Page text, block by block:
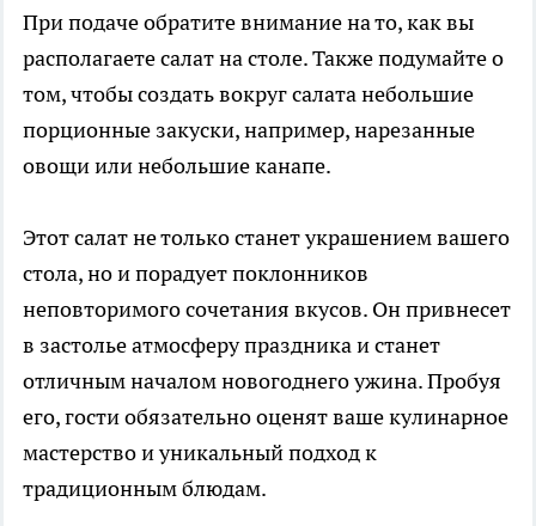
При подаче обратите внимание на то, как вы
располагаете салат на столе. Также подумайте о
том, чтобы создать вокруг салата небольшие
порционные закуски, например, нарезанные
овощи или небольшие канапе.
Этот салат не только станет украшением вашего
стола, но и порадует поклонников
неповторимого сочетания вкусов. Он привнесет
в застолье атмосферу праздника и станет
отличным началом новогоднего ужина. Пробуя
его, гости обязательно оценят ваше кулинарное
мастерство и уникальный подход к
традиционным блюдам.